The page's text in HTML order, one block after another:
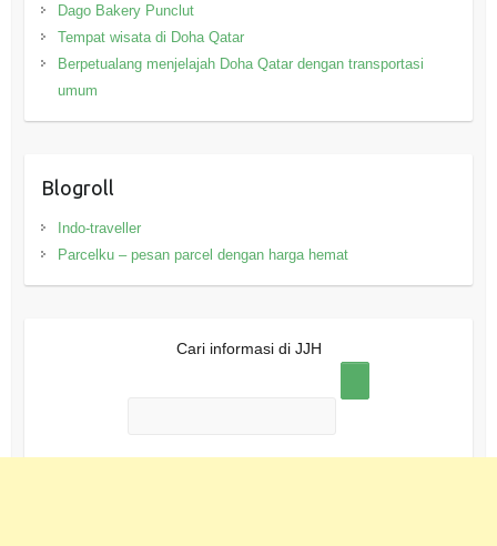
Dago Bakery Punclut
Tempat wisata di Doha Qatar
Berpetualang menjelajah Doha Qatar dengan transportasi
umum
Blogroll
Indo-traveller
Parcelku – pesan parcel dengan harga hemat
Cari informasi di JJH